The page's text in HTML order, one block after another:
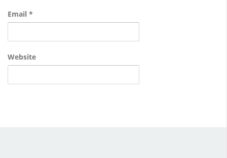
Email *
Website